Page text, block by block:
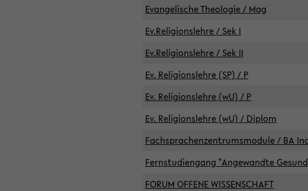
Evangelische Theologie / Mag
Ev.Religionslehre / Sek I
Ev.Religionslehre / Sek II
Ev. Religionslehre (SP) / P
Ev. Religionslehre (wU) / P
Ev. Religionslehre (wU) / Diplom
Fachsprachenzentrumsmodule / BA
Fernstudiengang "Angewandte
FORUM OFFENE WISSENSCHAFT